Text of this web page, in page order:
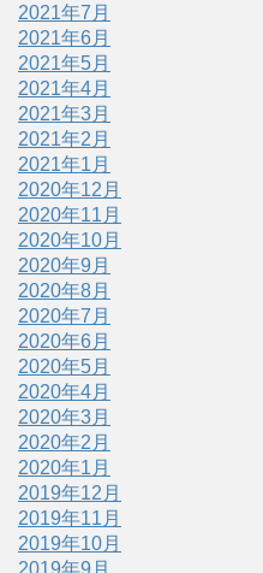
2021年7月
2021年6月
2021年5月
2021年4月
2021年3月
2021年2月
2021年1月
2020年12月
2020年11月
2020年10月
2020年9月
2020年8月
2020年7月
2020年6月
2020年5月
2020年4月
2020年3月
2020年2月
2020年1月
2019年12月
2019年11月
2019年10月